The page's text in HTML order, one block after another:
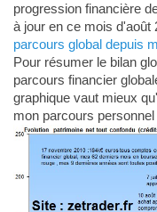
progression financière
à jour en ce mois d'août
parcours global depuis
Pour résumer le bilan
parcours financier
graphique vaut mieux
mon parcours